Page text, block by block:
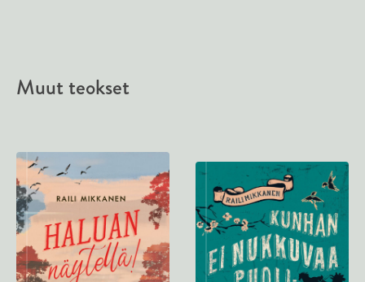
Muut teokset